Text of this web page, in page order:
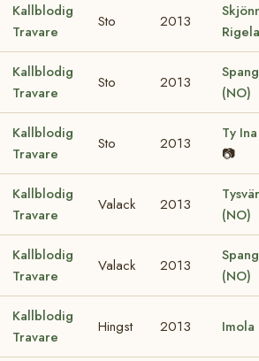
Kallblodig
Travare
Sto 2013
Kallblodig
Travare
Sto 2013
(NO)
Kallblodig
Travare
Sto 2013
Ty
📷
Kallblodig
Travare
Valack 2013
(NO)
Kallblodig
Travare
Valack 2013
(NO)
Kallblodig
Travare
Hingst 2013 Imola